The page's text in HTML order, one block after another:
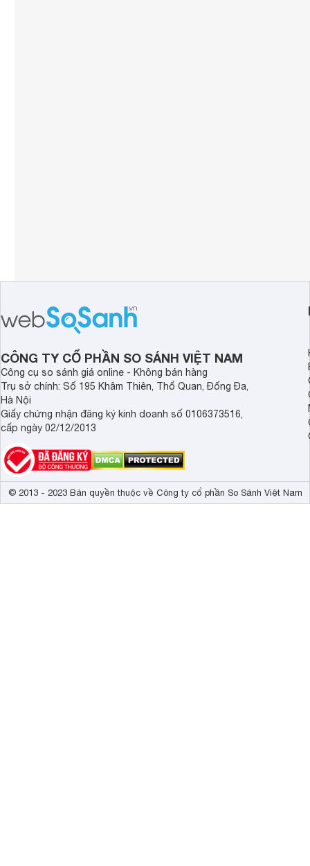
CÔNG TY CỔ PHẦN SO SÁNH VIỆT NAM
Công cụ so sánh giá online - Không bán hàng
Trụ sở chính: Số 195 Khâm Thiên, Thổ Quan, Đống Đa,
Hà Nội
Giấy chứng nhận đăng ký kinh doanh số 0106373516,
cấp ngày 02/12/2013
© 2013 - 2023 Bản quyền thuộc về Công ty cổ phần So Sánh Việt Nam